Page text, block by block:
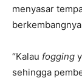
menyasar
“Kalau fogging
sehingga